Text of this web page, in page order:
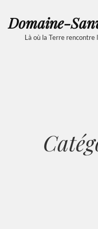
Domaine-
Là où la Terre